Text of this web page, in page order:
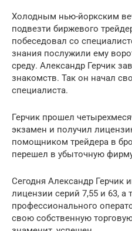
Холодным нью-йоркским
подвезти биржевого
побеседовал со
знания послужили ему
среду. Александр Герчик
знакомств. Так он начал
специалиста.
Герчик прошел
экзамен и получил
помощником трейдера в
перешел в убыточную
Сегодня Александр Герчик
лицензии серий 7,55 и 63, а
профессионального
свою собственную